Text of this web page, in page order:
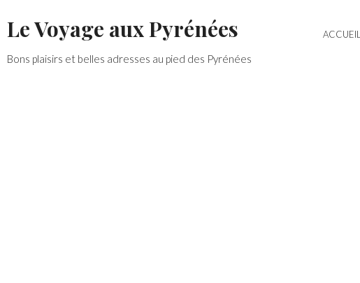
to
content
ACCUEIL
Le Voyage aux Pyrénées
Bons plaisirs et belles adresses au pied des Pyrénées